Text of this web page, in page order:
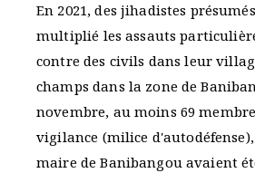
En 2021, des jihadistes
multiplié les assauts
contre des civils dans leur
champs dans la zone de
novembre, au moins 69
vigilance (milice
maire de Banibangou avaient